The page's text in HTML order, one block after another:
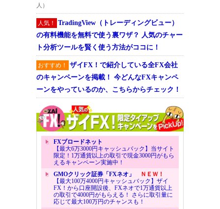
人）
人気！
TradingView（トレーディングビュー）
の有料機能を無料で使う裏ワザ？ 人気のチャー
ト分析ツールを賢く使う方法がココに！
おすすめ！
ザイFX！で紹介している全FX会社
のキャンペーンを掲載！ 今どんなFXキャンペ
ーンをやっているのか、こちらからチェック！
FXブロードネット
【最大6万3000円キャッシュバック】当サイト
限定！1万通貨以上の取引で現金3000円がもら
えるキャンペーン実施中！
GMOクリック証券「FXネオ」
ＮＥＷ！
【最大100万4000円キャッシュバック】ザイ
FX！から口座開設後、FXネオで1万通貨以上
の取引で4000円がもらえる！ さらに取引量に
応じて最大100万円のチャンスも！